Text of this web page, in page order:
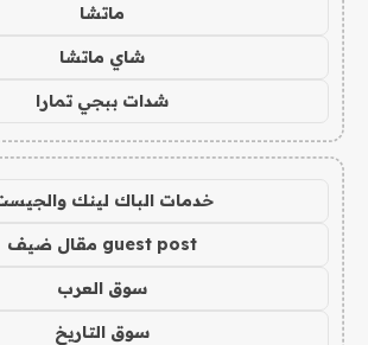
ماتشا
شاي ماتشا
شدات ببجي تمارا
خدمات الباك لينك
guest post مقال ضيف
سوق العرب
سوق التاريخ